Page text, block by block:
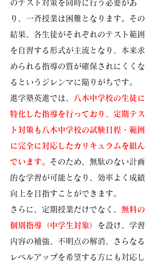
のテスト対策を同時に行う必要があ
り、一斉授業は困難となります。その
結果、各生徒がそれぞれのテスト範囲
を自習する形式が主流となり、本来求
められる指導の質が確保されにくくな
るというジレンマに陥りがちです。
進学塾英進では、
八木中学校の生徒に
特化した指導を行っており、定期テス
ト対策も八木中学校の試験日程・範囲
に完全に対応したカリキュラムを組ん
でいます。
そのため、無駄のない計画
的な学習が可能となり、効率よく成績
向上を目指すことができます。
さらに、定期授業だけでなく、 無料の
個別指導（中学生対象）
を設け、学習
内容の補強、不明点の解消、さらなる
レベルアップを希望する方にも対応し